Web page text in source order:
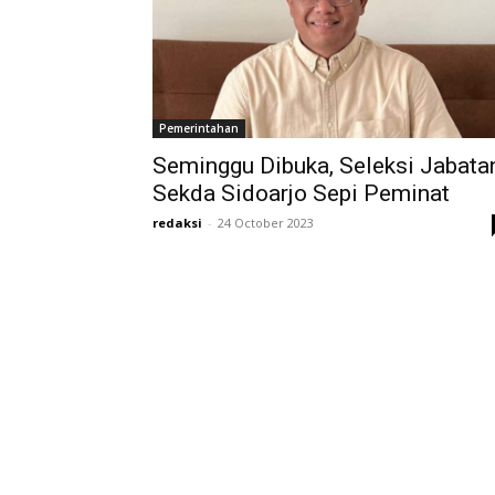
Pemerintahan
Seminggu Dibuka, Seleksi
Sekda Sidoarjo Sepi Peminat
redaksi - 24 October 2023